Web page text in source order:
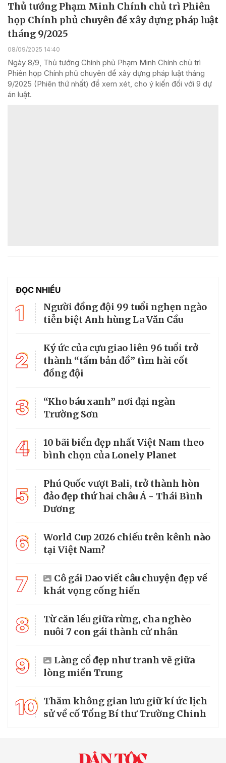
Thủ tướng Phạm Minh Chính chủ trì Phiên
họp Chính phủ chuyên đề xây dựng pháp luật
tháng 9/2025
08/09/2025 14:40
Ngày 8/9, Thủ tướng Chính phủ Phạm Minh Chính chủ trì
Phiên họp Chính phủ chuyên đề xây dựng pháp luật tháng
9/2025 (Phiên thứ nhất) để xem xét, cho ý kiến đối với 9 dự
án luật.
ĐỌC NHIỀU
1
Người đồng đội 99 tuổi nghẹn ngào
tiễn biệt Anh hùng La Văn Cầu
2
Ký ức của cựu giao liên 96 tuổi trở
thành “tấm bản đồ” tìm hài cốt
đồng đội
3
“Kho báu xanh” nơi đại ngàn
Trường Sơn
4
10 bãi biển đẹp nhất Việt Nam theo
bình chọn của Lonely Planet
5
Phú Quốc vượt Bali, trở thành hòn
đảo đẹp thứ hai châu Á - Thái Bình
Dương
6
World Cup 2026 chiếu trên kênh nào
tại Việt Nam?
7
Cô gái Dao viết câu chuyện đẹp về
khát vọng cống hiến
8
Từ căn lều giữa rừng, cha nghèo
nuôi 7 con gái thành cử nhân
9
Làng cổ đẹp như tranh vẽ giữa
lòng miền Trung
10 Thăm không gian lưu giữ kí ức lịch
sử về cố Tổng Bí thư Trường Chinh